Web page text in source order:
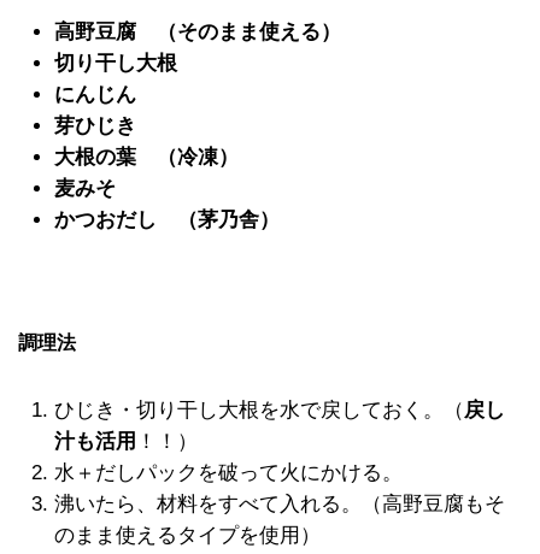
高野豆腐 （そのまま使える）
切り干し大根
にんじん
芽ひじき
大根の葉 （冷凍）
麦みそ
かつおだし （茅乃舎）
調理法
ひじき・切り干し大根を水で戻しておく。（戻し
汁も活用 ！！）
水＋だしパックを破って火にかける。
沸いたら、材料をすべて入れる。（高野豆腐もそ
のまま使えるタイプを使用）